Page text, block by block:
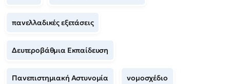
πανελλαδικές εξετάσεις
Δευτεροβάθμια Εκπαίδευση
Πανεπιστημιακή Αστυνομία νομοσχέδιο